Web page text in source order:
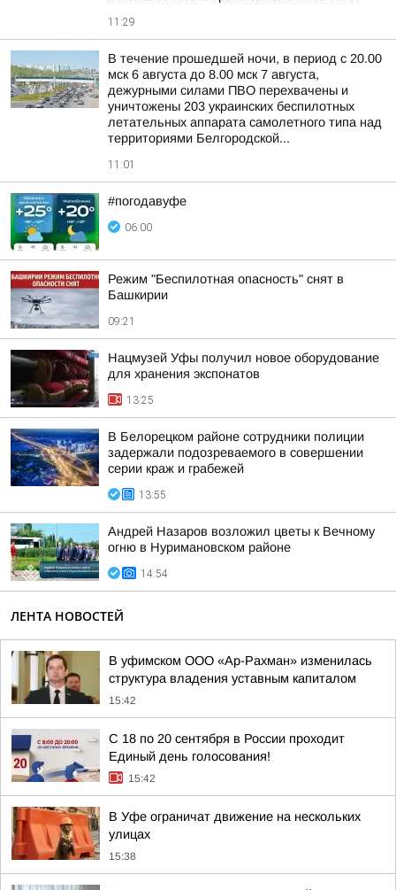
11:29
В течение прошедшей ночи, в период с 20.00
мск 6 августа до 8.00 мск 7 августа,
дежурными силами ПВО перехвачены и
уничтожены 203 украинских беспилотных
летательных аппарата самолетного типа над
территориями Белгородской...
11:01
#погодавуфе
06:00
Режим "Беспилотная опасность" снят в
Башкирии
09:21
Нацмузей Уфы получил новое оборудование
для хранения экспонатов
13:25
В Белорецком районе сотрудники полиции
задержали подозреваемого в совершении
серии краж и грабежей
13:55
Андрей Назаров возложил цветы к Вечному
огню в Нуримановском районе
14:54
ЛЕНТА НОВОСТЕЙ
В уфимском ООО «Ар-Рахман» изменилась
структура владения уставным капиталом
15:42
С 18 по 20 сентября в России проходит
Единый день голосования!
15:42
В Уфе ограничат движение на нескольких
улицах
15:38